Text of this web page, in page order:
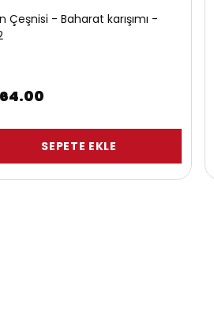
Çeşnisi - Baharat karışımı -
SEPETE EKLE